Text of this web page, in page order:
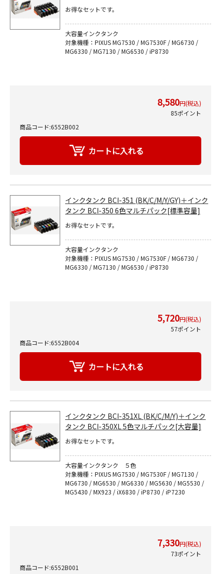
お得なセットです。
大容量インクタンク
対象機種：PIXUS MG7530 / MG7530F / MG6730 /
MG6330 / MG7130 / MG6530 / iP8730
8,580円(税込)
85ポイント
商品コード:6552B002
インクタンク BCI-351 (BK/C/M/Y/GY)＋インク
タンク BCI-350 6色マルチパック[標準容量]
お得なセットです。
大容量インクタンク
対象機種：PIXUS MG7530 / MG7530F / MG6730 /
MG6330 / MG7130 / MG6530 / iP8730
5,720円(税込)
57ポイント
商品コード:6552B004
インクタンク BCI-351XL (BK/C/M/Y)＋インク
タンク BCI-350XL 5色マルチパック[大容量]
お得なセットです。
大容量インクタンク ５色
対象機種：PIXUS MG7530 / MG7530F / MG7130 /
MG6730 / MG6530 / MG6330 / MG5630 / MG5530 /
MG5430 / MX923 / iX6830 / iP8730 / iP7230
7,330円(税込)
73ポイント
商品コード:6552B001